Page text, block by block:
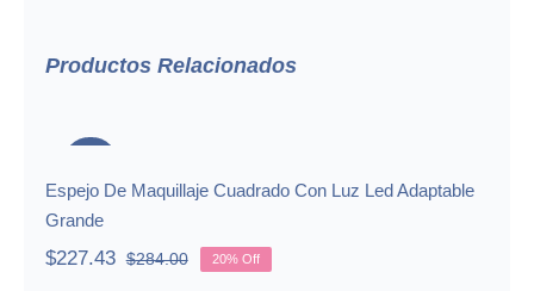
Productos Relacionados
Espejo De Maquillaje Cuadrado Con Luz Led Adaptable
Grande
$284.00Original
$227.43
Current
20% Off